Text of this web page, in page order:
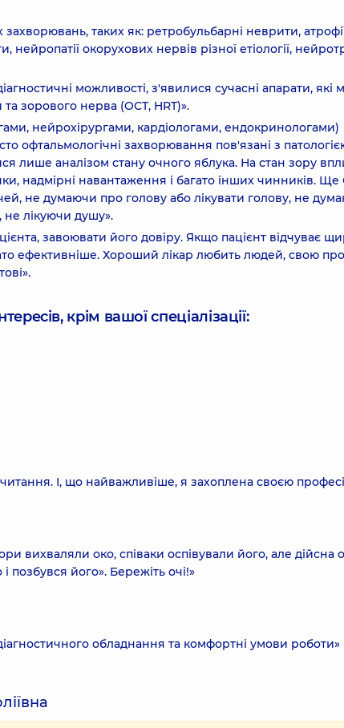
таких як: ретробульбарні неврити,
нейропатії окорухових нервів різної етіології,
можливості, з'явилися сучасні апарати, які
зорового нерва (OCT, HRT)».
нейрохірургами, кардіологами, ендокринологами)
офтальмологічні захворювання пов'язані з
лише аналізом стану очного яблука. На стан зору
надмірні навантаження і багато інших чинників. Ще
не думаючи про голову або лікувати голову, не
не лікуючи душу».
завоювати його довіру. Якщо пацієнт відчуває
ефективніше. Хороший лікар любить людей, свою
крім вашої спеціалізації:
І, що найважливіше, я захоплена своєю
вихваляли око, співаки оспівували його, але дійсна
позбувся його». Бережіть очі!»
обладнання та комфортні умови роботи»